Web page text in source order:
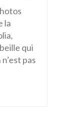
la
qui
pas